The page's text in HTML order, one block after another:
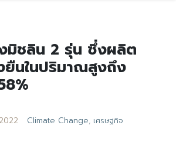
มิชลิน 2 รุ่น ซึ่งผลิต
ยืนในปริมาณสูงถึง
Climate Change, เศรษฐกิจ